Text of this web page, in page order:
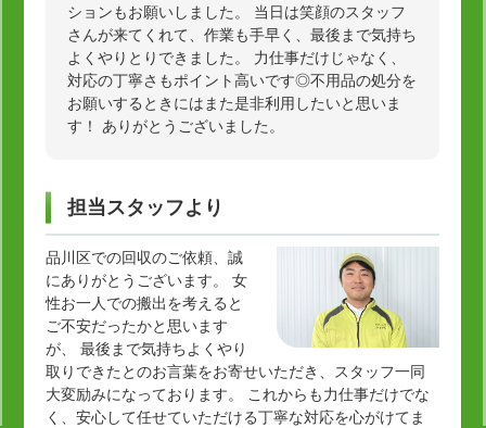
ションもお願いしました。 当日は笑顔のスタッフ
さんが来てくれて、作業も手早く、最後まで気持ち
よくやりとりできました。 力仕事だけじゃなく、
対応の丁寧さもポイント高いです◎不用品の処分を
お願いするときにはまた是非利用したいと思いま
す！ ありがとうございました。
担当スタッフより
品川区での回収のご依頼、誠
にありがとうございます。 女
性お一人での搬出を考えると
ご不安だったかと思います
が、 最後まで気持ちよくやり
取りできたとのお言葉をお寄せいただき、スタッフ一同
大変励みになっております。 これからも力仕事だけでな
く、安心して任せていただける丁寧な対応を心がけてま